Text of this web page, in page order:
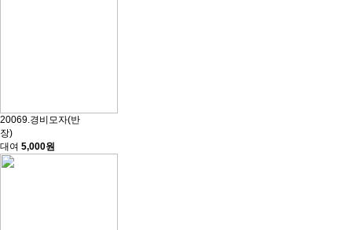
20069.경비모자(반
장)
대여 5,000원